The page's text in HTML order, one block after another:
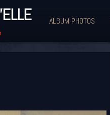
ALBUM PHOTOS